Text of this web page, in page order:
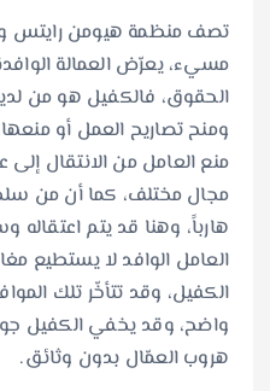
تصف منظمة هيومن رايتس
مسيء، يعرّض العمالة
الحقوق، فالكفيل هو من
ومنح تصاريح العمل أو
منع العامل من الانتقال
مجال مختلف، كما أن من
هارباً، وهنا قد يتم اعتقاله
العامل الوافد لا يستطيع
الكفيل، وقد تتأخّر تلك
واضح، وقد يخفي الكفيل
هروب العمّال بدون وثائق.